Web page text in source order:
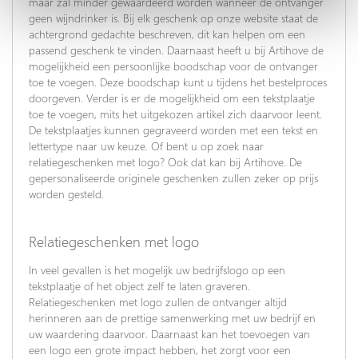
geen wijndrinker is. Bij elk geschenk op onze website staat de
achtergrond gedachte beschreven, dit kan helpen om een
passend geschenk te vinden. Daarnaast heeft u bij Artihove de
mogelijkheid een persoonlijke boodschap voor de ontvanger
toe te voegen. Deze boodschap kunt u tijdens het bestelproces
doorgeven. Verder is er de mogelijkheid om een tekstplaatje
toe te voegen, mits het uitgekozen artikel zich daarvoor leent.
De tekstplaatjes kunnen gegraveerd worden met een tekst en
lettertype naar uw keuze. Of bent u op zoek naar
relatiegeschenken met logo? Ook dat kan bij Artihove. De
gepersonaliseerde originele geschenken zullen zeker op prijs
worden gesteld.
Relatiegeschenken met logo
In veel gevallen is het mogelijk uw bedrijfslogo op een
tekstplaatje of het object zelf te laten graveren.
Relatiegeschenken met logo zullen de ontvanger altijd
herinneren aan de prettige samenwerking met uw bedrijf en
uw waardering daarvoor. Daarnaast kan het toevoegen van
een logo een grote impact hebben, het zorgt voor een